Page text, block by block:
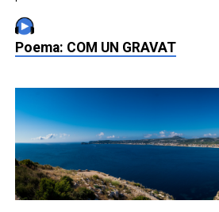
Poema: COM UN GRAVAT